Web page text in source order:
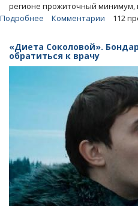
регионе прожиточный минимум,
Подробнее
депутат
не
выдержал
Соколовой»
Комментарии 112
«Диета Соколовой».
обратиться к врачу